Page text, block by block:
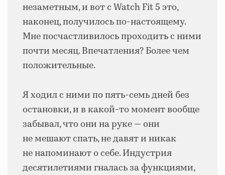
незаметным, и вот с Watch Fit 5 это,
наконец, получилось по-настоящему.
Мне посчастливилось проходить с ними
почти месяц. Впечатления? Более чем
положительные.
Я ходил с ними по пять-семь дней без
остановки, и в какой-то момент вообще
забывал, что они на руке — они
не мешают спать, не давят и никак
не напоминают о себе. Индустрия
десятилетиями гналась за функциями,